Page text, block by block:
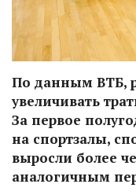
По данным ВТБ,
увеличивать
За первое
на спортзалы,
выросли более
аналогичным